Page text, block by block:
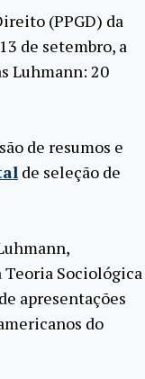
(PPGD) da
de setembro, a
Luhmann: 20
de resumos e
de seleção de
Sociológica
apresentações
do